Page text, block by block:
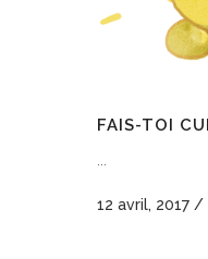
FAIS-TOI
12 avril, 2017 /